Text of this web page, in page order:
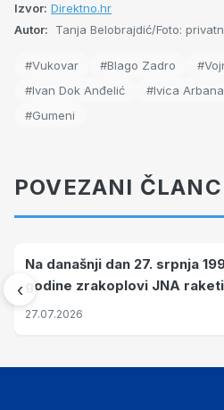
Izvor: Direktno.hr
Autor:
Tanja Belobrajdić/Foto:
#Vukovar #Blago Zadro
#Ivan Dok Anđelić
#Ivica
#Gumeni
POVEZANI
‹
Na današnji dan 27. srpnja
godine zrakoplovi JNA
su vojarnu i obučni centar
27.07.2026